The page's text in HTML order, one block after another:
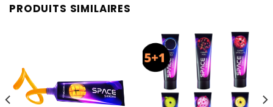
PRODUITS SIMILAIRES